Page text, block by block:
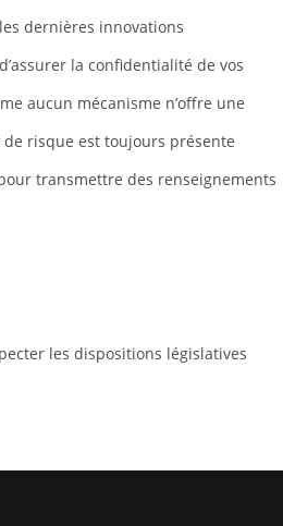
dernières innovations
la confidentialité de vos
aucun mécanisme n’offre une
risque est toujours présente
transmettre des renseignements
les dispositions législatives